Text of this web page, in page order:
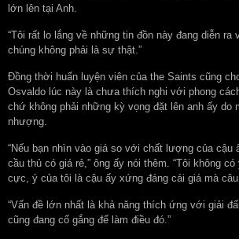
lớn lên tại Anh.
“Tôi rất lo lắng về những tin đồn này đang diễn ra
chúng không phải là sự thật.”
Đồng thời huấn luyện viên của the Saints cũng
Osvaldo lúc này là chưa thích nghi với phong
chứ không phải những kỳ vọng đặt lên anh ấy do
nhượng.
“Nếu bạn nhìn vào giá so với chất lượng của cậu
cầu thủ có giá rẻ,” ông ấy nói thêm. “Tôi không
cực, ý của tôi là cậu ấy xứng đáng cái giá mà câu
“Vấn đề lớn nhất là khả năng thích ứng với giải
cũng đang cố gắng để làm điều đó.”